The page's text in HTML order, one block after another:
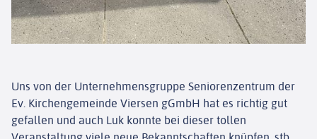
Uns von der Unternehmensgruppe Seniorenzentrum der
Ev. Kirchengemeinde Viersen gGmbH hat es richtig gut
gefallen und auch Luk konnte bei dieser tollen